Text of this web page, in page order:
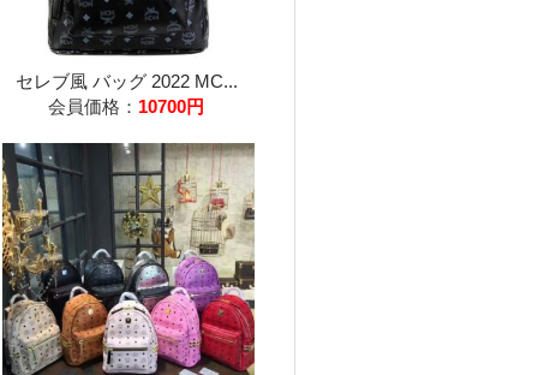
セレブ風 バッグ 2022 MC...
会員価格： 10700円